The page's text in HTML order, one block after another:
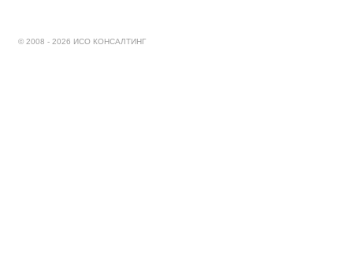
© 2008 - 2026 ИСО КОНСАЛТИНГ